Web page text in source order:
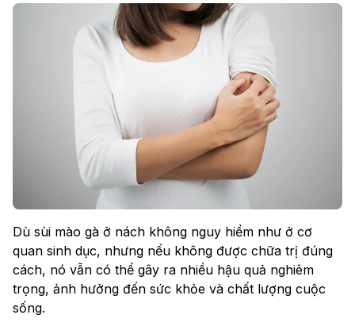
Dù sùi mào gà ở nách không nguy hiểm như ở cơ
quan sinh dục, nhưng nếu không được chữa trị đúng
cách, nó vẫn có thể gây ra nhiều hậu quả nghiêm
trọng, ảnh hưởng đến sức khỏe và chất lượng cuộc
sống.